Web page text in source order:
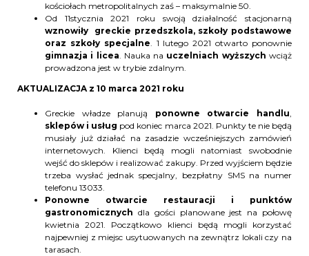
kościołach metropolitalnych zaś – maksymalnie 50.
Od 11stycznia 2021 roku swoją działalność stacjonarną
wznowiły greckie przedszkola, szkoły podstawowe
oraz szkoły specjalne. 1 lutego 2021 otwarto ponownie
gimnazja i licea. Nauka na uczelniach wyższych wciąż
prowadzona jest w trybie zdalnym.
AKTUALIZACJA z 10 marca 2021 roku
Greckie władze planują ponowne otwarcie handlu,
sklepów i usług pod koniec marca 2021. Punkty te nie będą
musiały już działać na zasadzie wcześniejszych zamówień
internetowych. Klienci będą mogli natomiast swobodnie
wejść do sklepów i realizować zakupy. Przed wyjściem będzie
trzeba wysłać jednak specjalny, bezpłatny SMS na numer
telefonu 13033.
Ponowne
otwarcie restauracji i punktów
gastronomicznych dla gości planowane jest na połowę
kwietnia 2021. Początkowo klienci będą mogli korzystać
najpewniej z miejsc usytuowanych na zewnątrz lokali czy na
tarasach.